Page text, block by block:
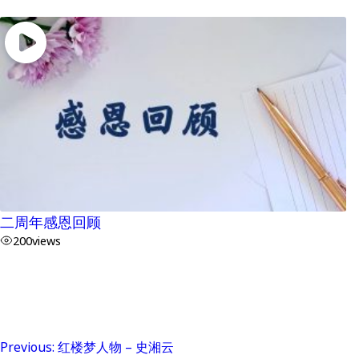
二周年感恩回顾
200views
Previous: 红楼梦人物 – 史湘云